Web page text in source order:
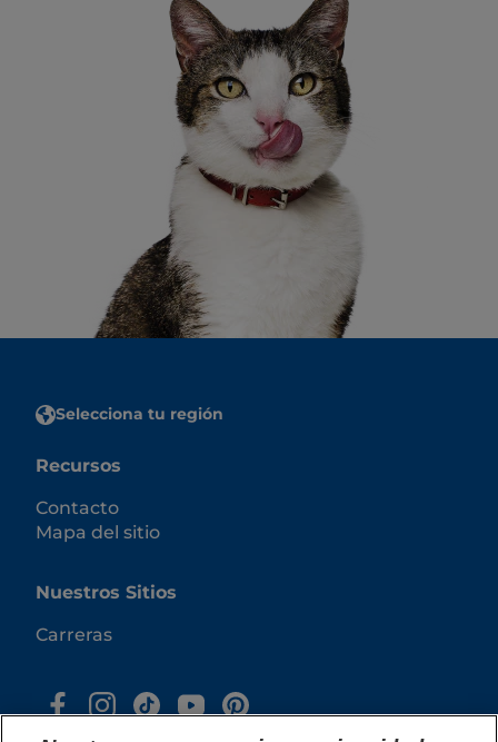
Selecciona tu región
Recursos
Contacto
Mapa del sitio
Nuestros Sitios
Carreras